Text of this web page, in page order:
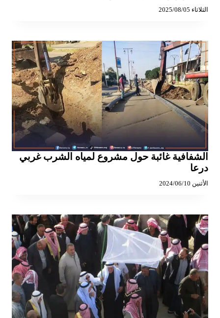
الثلاثاء 2025/08/05
الشفافية غائبة حول مشروع لمياه الشرب غربي
درعا
الأثنين 2024/06/10